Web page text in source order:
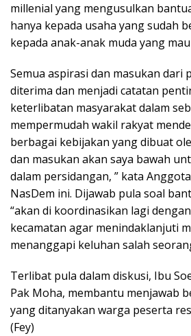
millenial yang mengusulkan
hanya kepada usaha yang sudah
kepada anak-anak muda yang
Semua aspirasi dan masukan dari
diterima dan menjadi catatan
keterlibatan masyarakat dalam
mempermudah wakil rakyat
berbagai kebijakan yang dibuat
dan masukan akan saya bawah
dalam persidangan, ” kata
NasDem ini. Dijawab pula soal
“akan di koordinasikan lagi
kecamatan agar menindaklanjuti
menanggapi keluhan salah
Terlibat pula dalam diskusi, Ibu
Pak Moha, membantu menjawab
yang ditanyakan warga peserta
(Fey)